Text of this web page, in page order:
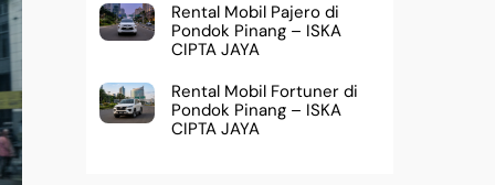
Rental Mobil Pajero di
Pondok Pinang – ISKA
CIPTA JAYA
Rental Mobil Fortuner di
Pondok Pinang – ISKA
CIPTA JAYA